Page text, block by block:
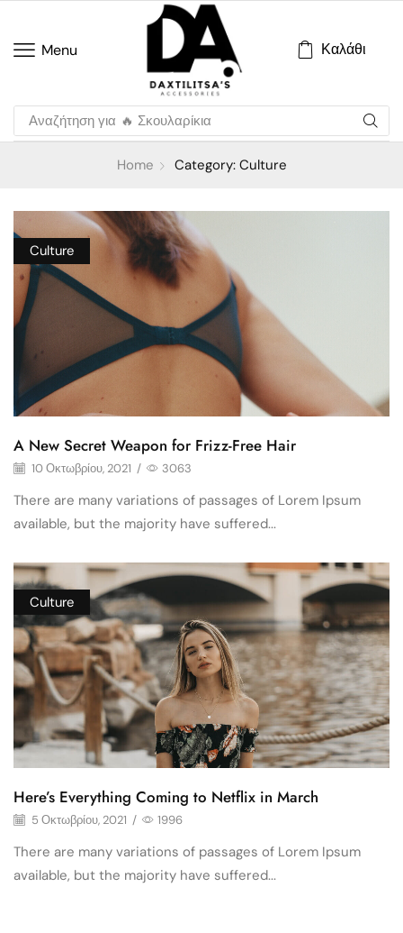
Menu Καλάθι
Αναζήτηση για 🔥 Σκουλαρίκια
Home Category: Culture
Culture
A New Secret Weapon for Frizz-Free Hair
10 Οκτωβρίου, 2021 / 3063
There are many variations of passages of Lorem Ipsum
available, but the majority have suffered...
Culture
Here’s Everything Coming to Netflix in March
5 Οκτωβρίου, 2021 / 1996
There are many variations of passages of Lorem Ipsum
available, but the majority have suffered...